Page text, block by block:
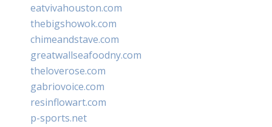
eatvivahouston.com
thebigshowok.com
chimeandstave.com
greatwallseafoodny.com
theloverose.com
gabriovoice.com
resinflowart.com
p-sports.net